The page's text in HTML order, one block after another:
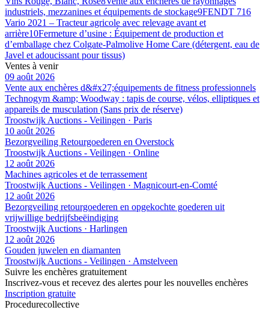
industriels, mezzanines et équipements de stockage9FENDT 716
Vario 2021 – Tracteur agricole avec relevage avant et
arrière10Fermeture d’usine : Équipement de production et
d’emballage chez Colgate-Palmolive Home Care (détergent, eau de
Javel et adoucissant pour tissus)
Ventes à venir
09 août 2026
Vente aux enchères d&#x27;équipements de fitness professionnels
Technogym &amp; Woodway : tapis de course, vélos, elliptiques et
appareils de musculation (Sans prix de réserve)
Troostwijk Auctions - Veilingen · Paris
10 août 2026
Bezorgveiling Retourgoederen en Overstock
Troostwijk Auctions - Veilingen · Online
12 août 2026
Machines agricoles et de terrassement
Troostwijk Auctions - Veilingen · Magnicourt-en-Comté
12 août 2026
Bezorgveiling retourgoederen en opgekochte goederen uit
vrijwillige bedrijfsbeëindiging
Troostwijk Auctions · Harlingen
12 août 2026
Gouden juwelen en diamanten
Troostwijk Auctions - Veilingen · Amstelveen
Suivre les enchères gratuitement
Inscrivez-vous et recevez des alertes pour les nouvelles enchères
Inscription gratuite
Procedurecollective